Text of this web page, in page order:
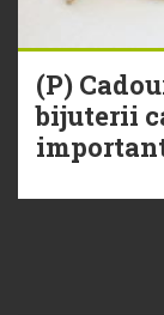
(P)
bijuterii